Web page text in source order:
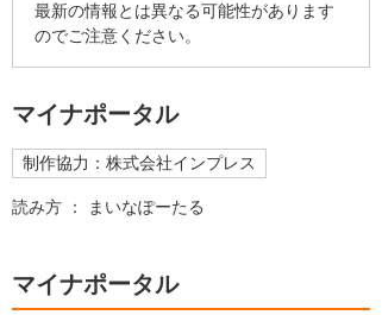
最新の情報とは異なる可能性があります
のでご注意ください。
マイナポータル
制作協力：株式会社インプレス
読み方 ： まいなぽーたる
マイナポータル